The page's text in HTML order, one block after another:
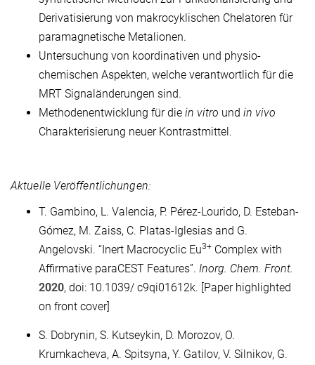
Derivatisierung von makrocyklischen Chelatoren für
paramagnetische Metalionen.
Untersuchung von koordinativen und physio-
chemischen Aspekten, welche verantwortlich für die
MRT Signaländerungen sind.
Methodenentwicklung für die in vitro und in vivo
Charakterisierung neuer Kontrastmittel.
Aktuelle Veröffentlichungen:
T. Gambino, L. Valencia, P. Pérez-Lourido, D. Esteban-
Gómez, M. Zaiss, C. Platas-Iglesias and G.
Angelovski. “Inert Macrocyclic Eu3+ Complex with
Affirmative paraCEST Features”. Inorg. Chem. Front.
2020, doi: 10.1039/ c9qi01612k. [Paper highlighted
on front cover]
S. Dobrynin, S. Kutseykin, D. Morozov, O.
Krumkacheva, A. Spitsyna, Y. Gatilov, V. Silnikov, G.